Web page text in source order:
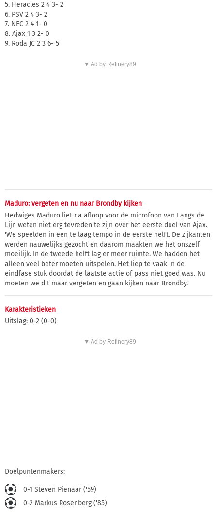
5. Heracles 2 4 3- 2
6. PSV 2 4 3- 2
7. NEC 2 4 1- 0
8. Ajax 1 3 2- 0
9. Roda JC 2 3 6- 5
▼ Ad by Refinery89
Maduro: vergeten en nu naar Brondby kijken
Hedwiges Maduro liet na afloop voor de microfoon van Langs de
Lijn weten niet erg tevreden te zijn over het eerste duel van Ajax.
'We speelden in een te laag tempo in de eerste helft. De zijkanten
werden nauwelijks gezocht en daarom maakten we het onszelf
moeilijk. In de tweede helft lag er meer ruimte. We hadden het
alleen veel beter moeten uitspelen. Het liep te vaak in de
eindfase stuk doordat de laatste actie of pass niet goed was. Nu
moeten we dit maar vergeten en gaan kijken naar Brondby.'
Karakteristieken
Uitslag: 0-2 (0-0)
▼ Ad by Refinery89
Doelpuntenmakers:
0-1 Steven Pienaar ('59)
0-2 Markus Rosenberg ('85)